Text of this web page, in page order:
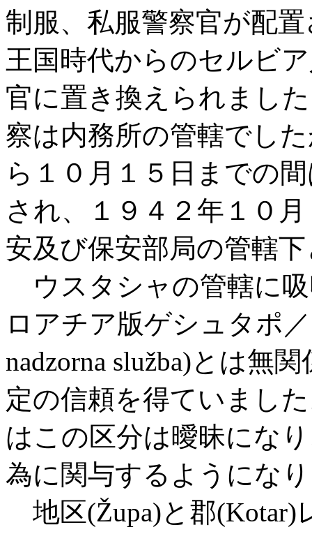
制服、私服警察官が配
王国時代からのセルビ
官に置き換えられまし
察は内務所の管轄でし
ら１０月１５日までの
され、１９４２年１０
安及び保安部局の管轄
ウスタシャの管轄に
ロアチア版ゲシュタポ
nadzorna služba)とは無
定の信頼を得ていまし
はこの区分は曖昧にな
為に関与するようにな
地区(Župa)と郡(Kotar)